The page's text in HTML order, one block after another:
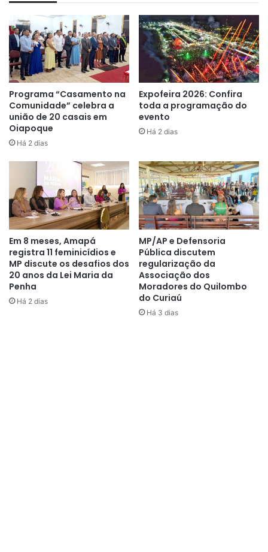
“Através do aprendizado eles conseguem repassar o
conhecimento para seus familiares ou até mesmo
desenvolver essa atividade dentro de casa e
comercializar os produtos confeccionados gerando uma
renda extra. Esse também é um momento de interação
dentro Cras, onde os idosos interagem com outras
pessoas” , afirma.
A oficina ofertada faz parte do Serviço de Convivência e
Fortalecimento de Vínculos (SCFV) tendo como finalidade
trabalhar a intervenção social planejada que, estimula e
orienta os usuários na construção e reconstrução de suas
histórias e vivências individuais, coletivas e familiares,
abrangendo todas as idades.
Programa “Casamento na
Comunidade” celebra a
união de 20 casais em
Oiapoque
Há 2 dias
Expofeira 2026: Confira
toda a programação do
evento
Há 2 dias
Em 8 meses, Amapá
registra 11 feminicídios e
MP discute os desafios dos
20 anos da Lei Maria da
Penha
Há 2 dias
MP/AP e Defensoria
Pública discutem
regularização da
Associação dos
Moradores do Quilombo
do Curiaú
Há 3 dias